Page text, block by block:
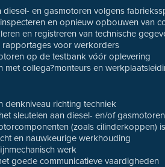
diesel- en gasmotoren volgens
en opnieuw opbouwen van
en registreren van technische
rapportages voor werkorders
op de testbank vóór oplevering
met collega?monteurs en
denkniveau richting techniek
sleutelen aan diesel- en/of gasmotoren
(zoals cilinderkoppen)
en nauwkeurige werkhouding
werk
goede communicatieve vaardigheden